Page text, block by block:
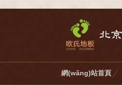
網(wǎng)站首頁